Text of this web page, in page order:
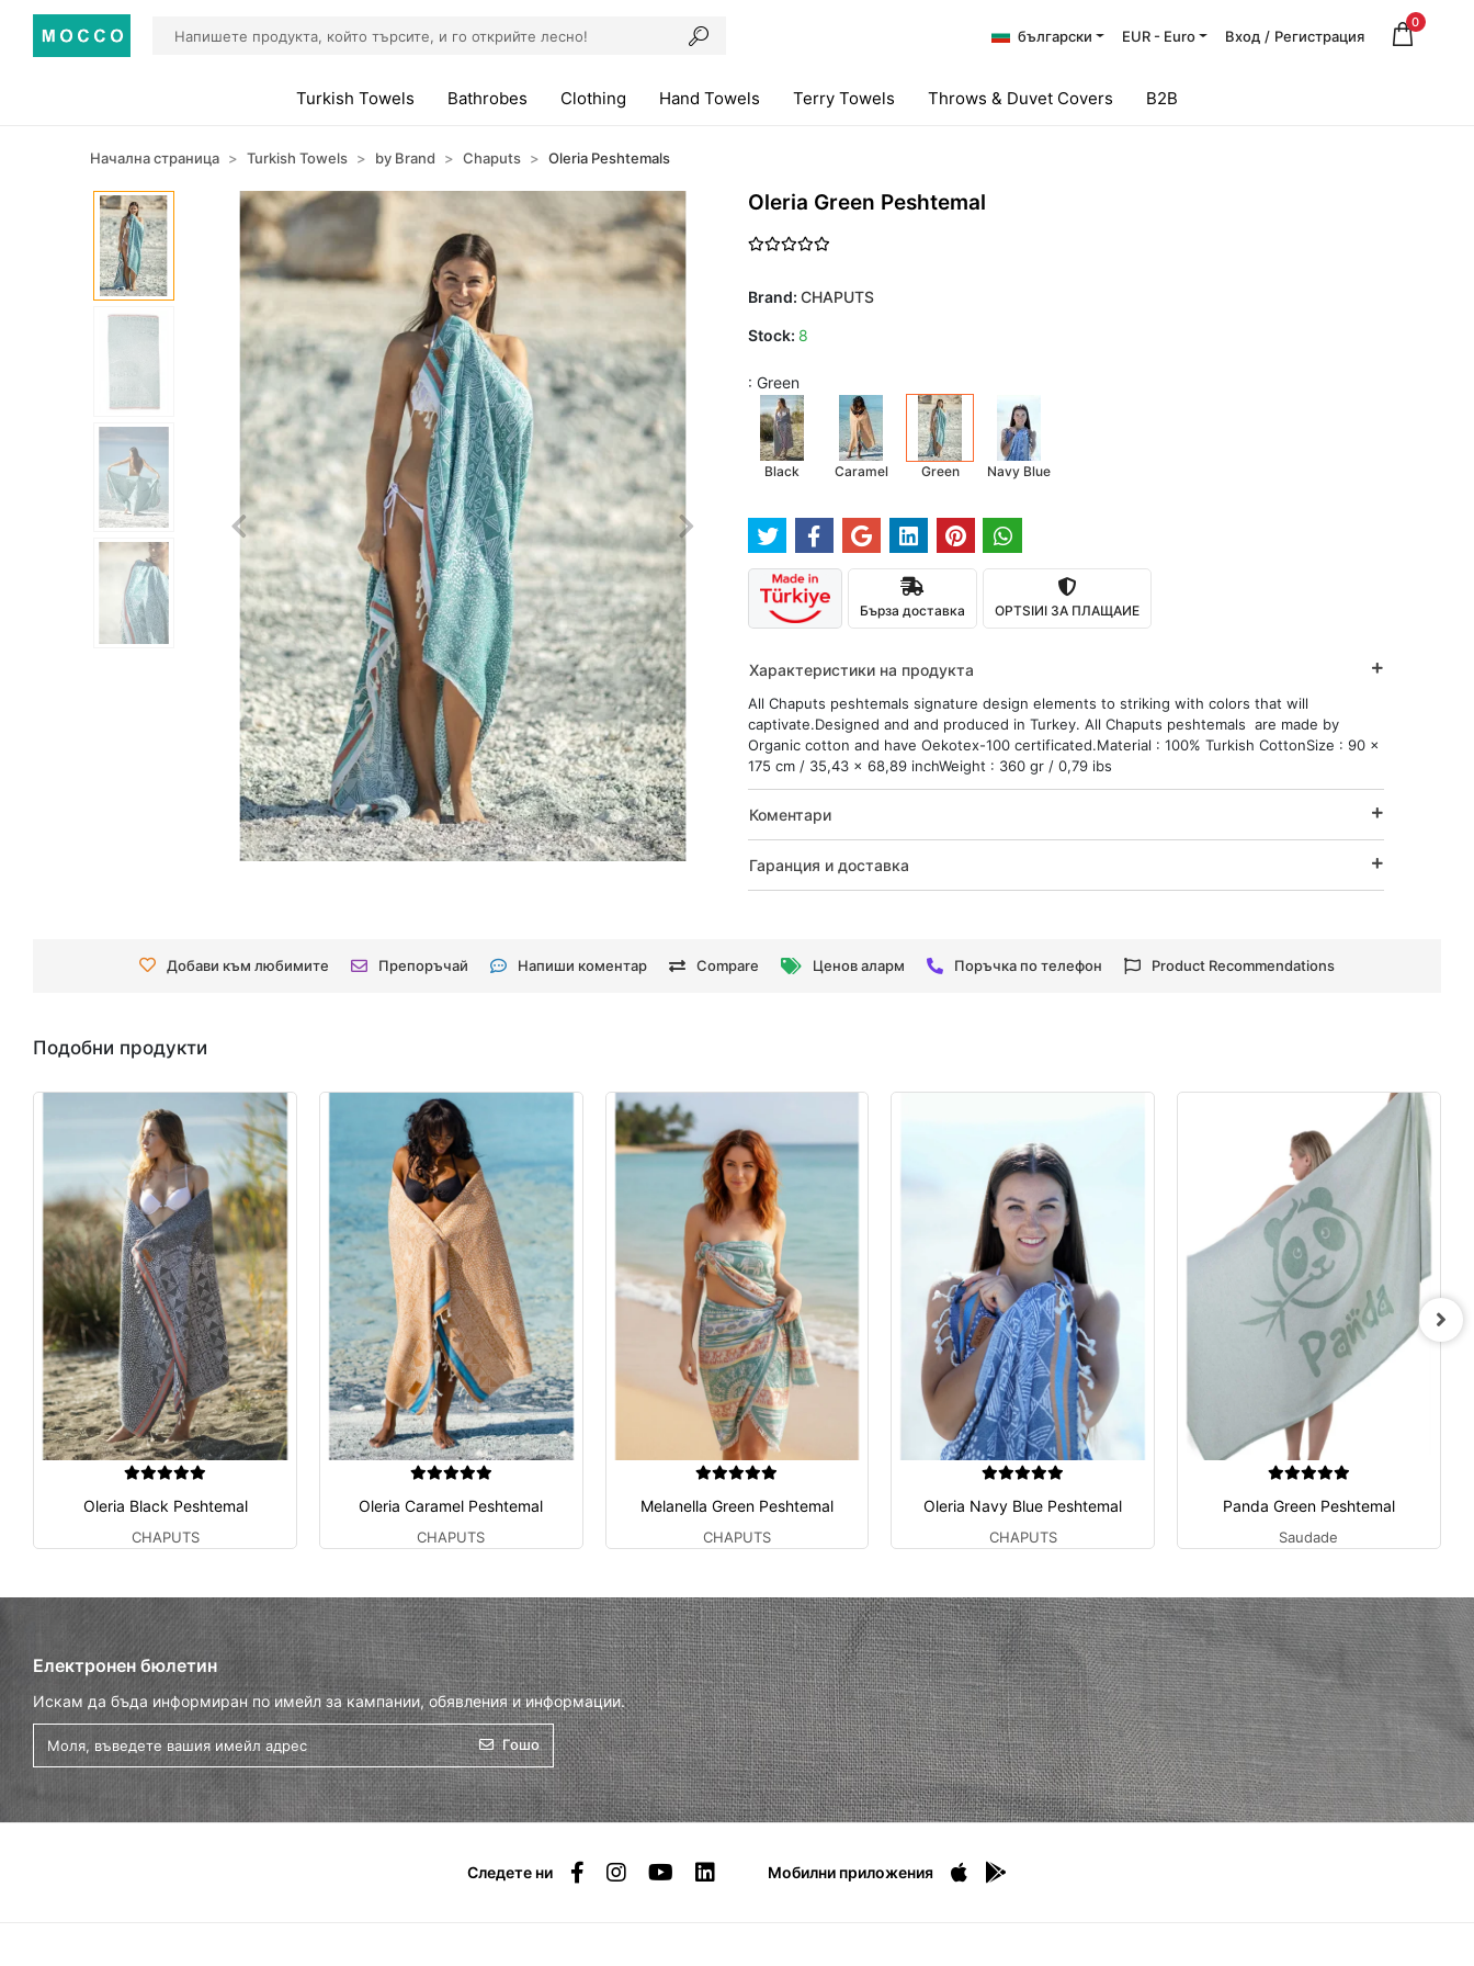
български EUR - Euro Вход / Регистрация
0
Turkish Towels Bathrobes Clothing Hand Towels Terry Towels Throws & Duvet Covers B2B
Начална страница Turkish Towels by Brand Chaputs Oleria Peshtemals
Oleria Green Peshtemal
Brand: CHAPUTS
Stock: 8
: Green
Black Caramel Green Navy Blue
Бърза доставка OPTSIИI ЗA ПЛАЩAИЕ
Характеристики на продукта
All Chaputs peshtemals signature design elements to striking with colors that will
captivate.Designed and and produced in Turkey. All Chaputs peshtemals are made by
Organic cotton and have Oekotex-100 certificated.Material : 100% Turkish CottonSize : 90 x
175 cm / 35,43 x 68,89 inchWeight : 360 gr / 0,79 ibs
Коментари
Гаранция и доставка
Добави към любимите Препоръчай Напиши коментар Compare Ценов аларм Поръчка по телефон Product Recommendations
Подобни продукти
Oleria Black Peshtemal
CHAPUTS
Oleria Caramel Peshtemal
CHAPUTS
Melanella Green Peshtemal
CHAPUTS
Oleria Navy Blue Peshtemal
CHAPUTS
Panda Green Peshtemal
Saudade
Електронен бюлетин
Искам да бъда информиран по имейл за кампании, обявления и информации.
Гошо
Следете ни Мобилни приложения